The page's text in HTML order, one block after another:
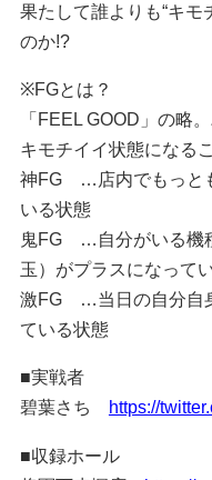
果たして誰よりも“キモ
のか!?
※FGとは？
「FEEL GOOD」の略
キモチイイ状態になる
神FG …店内でもっと
いる状態
鬼FG …自分がいる機
玉）がプラスになって
激FG …当日の自分自
ている状態
■実戦者
碧葉さち
https://
■収録ホール